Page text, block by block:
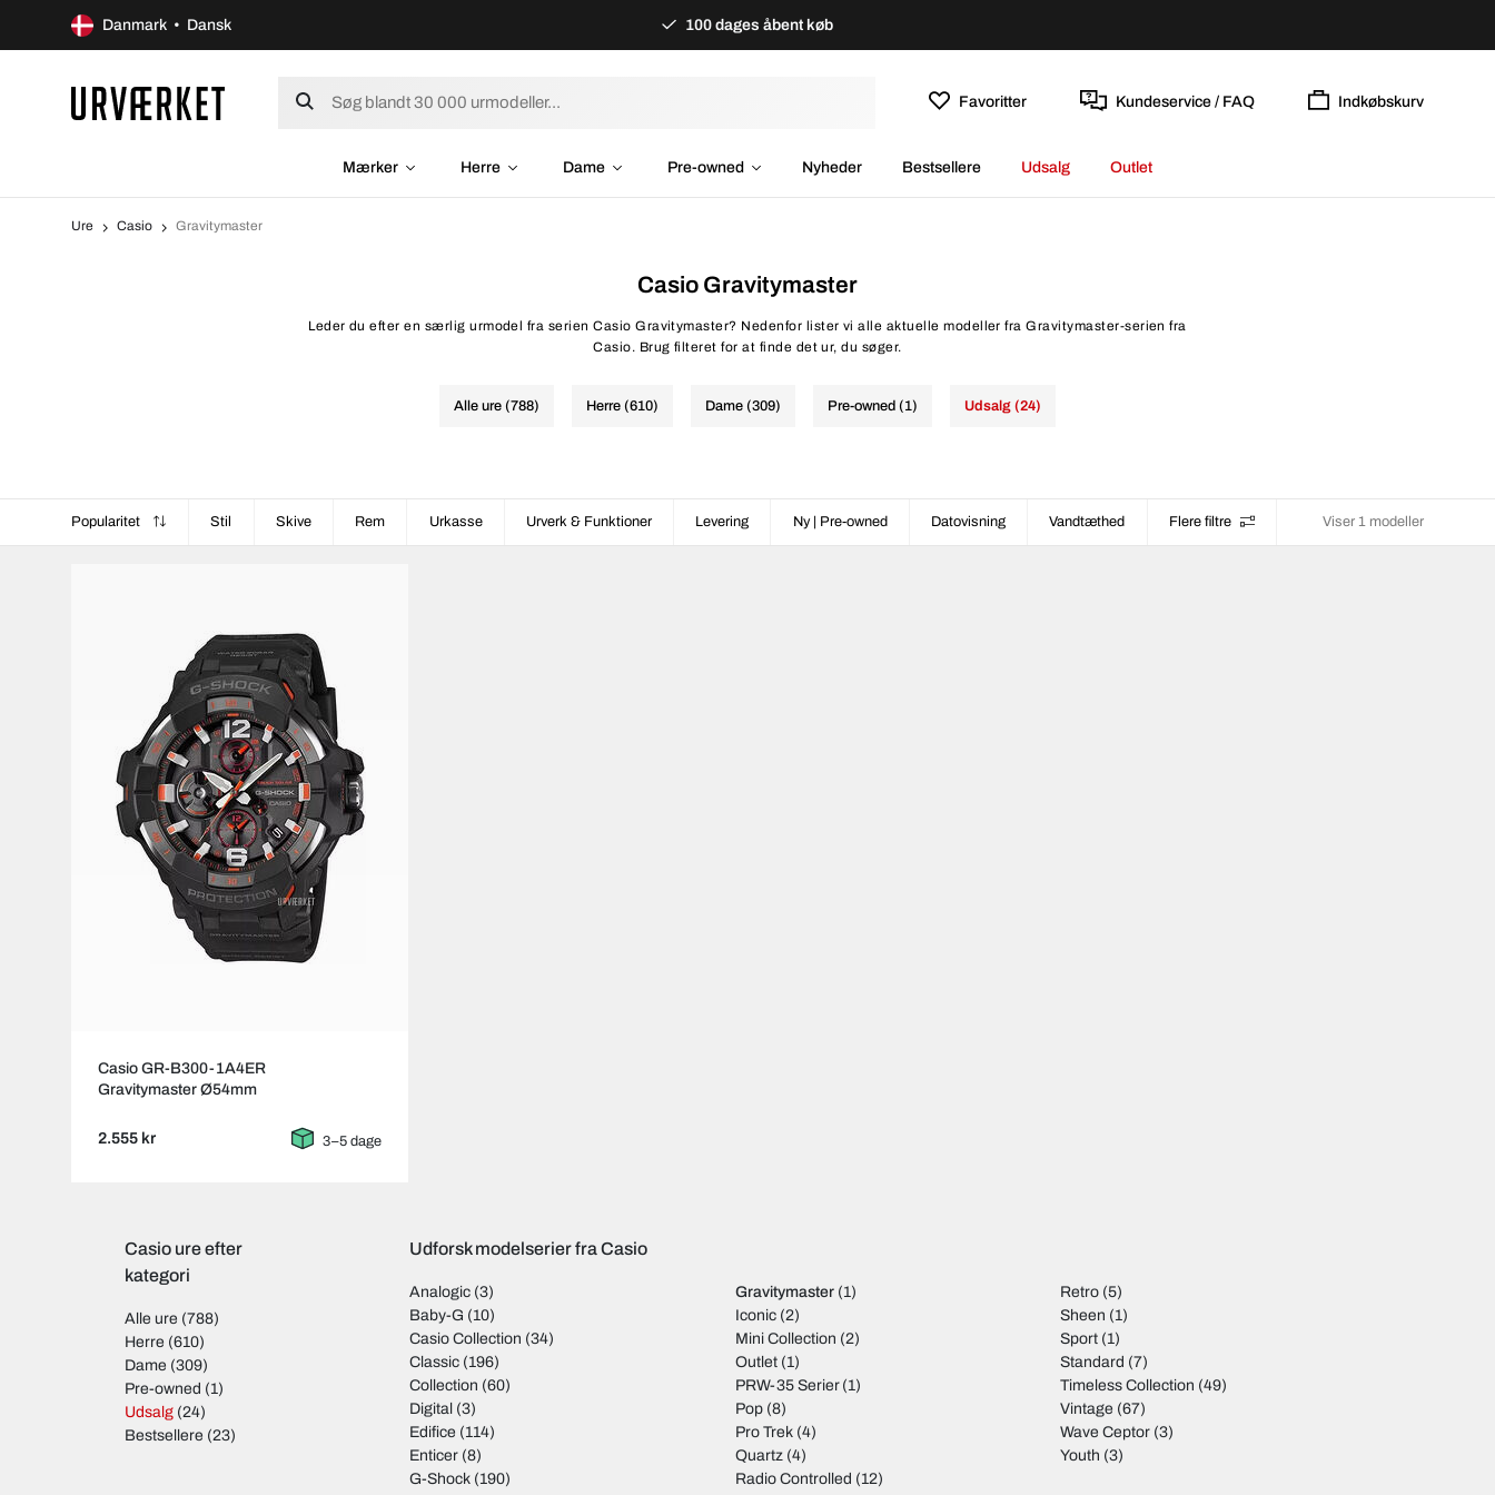
Danmark • Dansk 100 dages åbent køb
Favoritter Kundeservice / FAQ Indkøbskurv
Mærker Herre Dame Pre-owned Nyheder Bestsellere Udsalg Outlet
Ure Casio Gravitymaster
Casio Gravitymaster
Leder du efter en særlig urmodel fra serien Casio Gravitymaster? Nedenfor lister vi alle aktuelle modeller fra Gravitymaster-serien fra
Casio. Brug filteret for at finde det ur, du søger.
Alle ure (788) Herre (610) Dame (309) Pre-owned (1) Udsalg (24)
Popularitet Stil Skive Rem Urkasse Urverk & Funktioner Levering Ny | Pre-owned Datovisning Vandtæthed Flere filtre Viser 1 modeller
Casio GR-B300-1A4ER
Gravitymaster Ø54mm
2.555 kr 3–5 dage
Casio ure efter
kategori
Alle ure (788)
Herre (610)
Dame (309)
Pre-owned (1)
Udsalg (24)
Bestsellere (23)
Udforsk modelserier fra Casio
Analogic (3)
Baby-G (10)
Casio Collection (34)
Classic (196)
Collection (60)
Digital (3)
Edifice (114)
Enticer (8)
G-Shock (190)
Gravitymaster(1)
Iconic(2)
Mini Collection (2)
Outlet(1)
PRW-35 Serier(1)
Pop(8)
Pro Trek(4)
Quartz(4)
Radio Controlled (12)
Retro (5)
Sheen (1)
Sport (1)
Standard (7)
Timeless Collection (49)
Vintage (67)
Wave Ceptor (3)
Youth (3)